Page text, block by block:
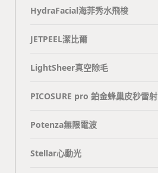
HydraFacial海菲秀水飛梭
JETPEEL潔比爾
LightSheer真空除毛
PICOSURE pro 鉑金蜂巢皮秒雷射
Potenza無限電波
Stellar心動光